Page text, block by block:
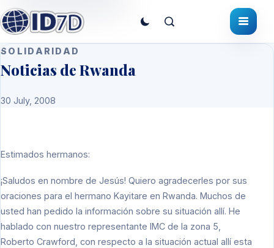
SOLIDARIDAD
Noticias de Rwanda
30 July, 2008
Estimados hermanos:
¡Saludos en nombre de Jesús! Quiero agradecerles por sus
oraciones para el hermano Kayitare en Rwanda. Muchos de
usted han pedido la información sobre su situación allí. He
hablado con nuestro representante IMC de la zona 5,
Roberto Crawford, con respecto a la situación actual allí esta